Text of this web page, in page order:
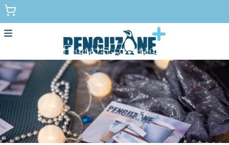
Menu
Home
Standardgutscheine
Datenschutz
Zur Penguzone- Webseite